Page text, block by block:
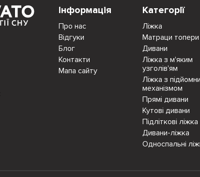
Інформація
Про нас
Відгуки
Блог
Контакти
Мапа сайту
Категорії
Ліжка
Матраци топери
Дивани
Ліжка з м'яким
узголів'ям
Ліжка з
механізмом
Прямі дивани
Кутові дивани
Підліткові ліжка
Дивани-ліжка
Односпальні